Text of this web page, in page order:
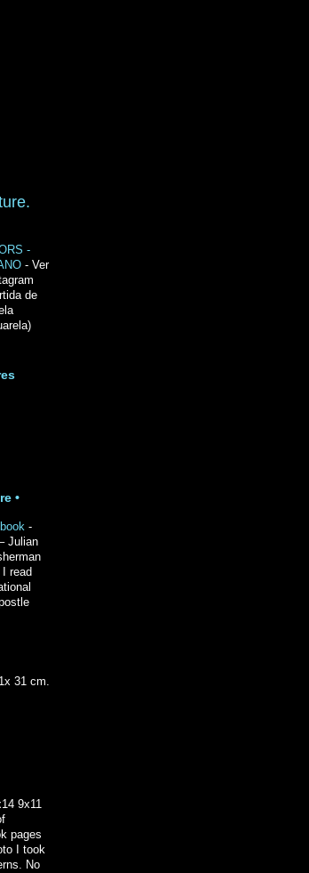
-
- Ver
de
•
-
Julian
read
31 cm.
9x11
pages
I took
No